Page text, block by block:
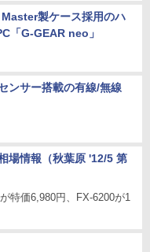
製ケース採用のハ
「G-GEAR neo」
ンサー搭載の有線/無線
場情報（秋葉原 '12/5 第
特価6,980円、FX-6200が1